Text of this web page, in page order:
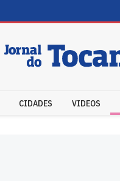
CIDADES VIDEOS